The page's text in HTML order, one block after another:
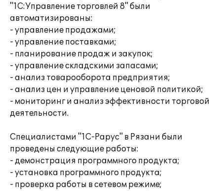
"1С:Управление торговлей 8" были
автоматизированы:
- управление продажами;
- управление поставками;
- планирование продаж и закупок;
- управление складскими запасами;
- анализ товарооборота предприятия;
- анализ цен и управление ценовой политикой;
- мониторинг и анализ эффективности торговой
деятельности.
Специалистами "1С-Рарус" в Рязани были
проведены следующие работы:
- демонстрация программного продукта;
- установка программного продукта;
- проверка работы в сетевом режиме;